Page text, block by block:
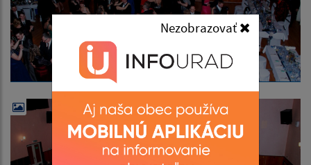
Nezobrazovať